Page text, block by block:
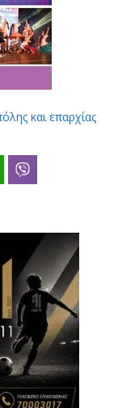
και επαρχίας
WhatsApp